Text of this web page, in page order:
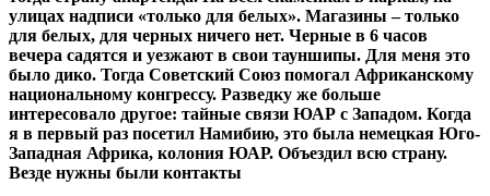
улицах надписи «только для белых». Магазины – только
для белых, для черных ничего нет. Черные в 6 часов
вечера садятся и уезжают в свои тауншипы. Для меня это
было дико. Тогда Советский Союз помогал Африканскому
национальному конгрессу. Разведку же больше
интересовало другое: тайные связи ЮАР с Западом. Когда
я в первый раз посетил Намибию, это была немецкая Юго-
Западная Африка, колония ЮАР. Объездил всю страну.
Везде нужны были контакты